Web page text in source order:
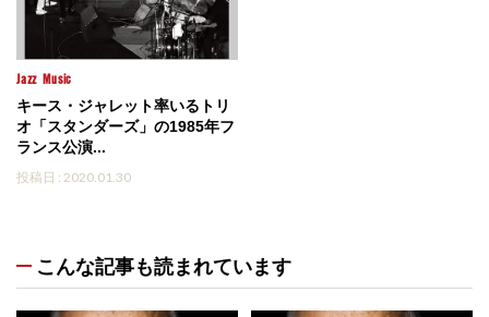
Jazz Music
キース・ジャレット率いるトリ
オ「スタンダーズ」の1985年フ
ランス公演...
投稿日 : 2020.01.30
こんな記事も読まれています